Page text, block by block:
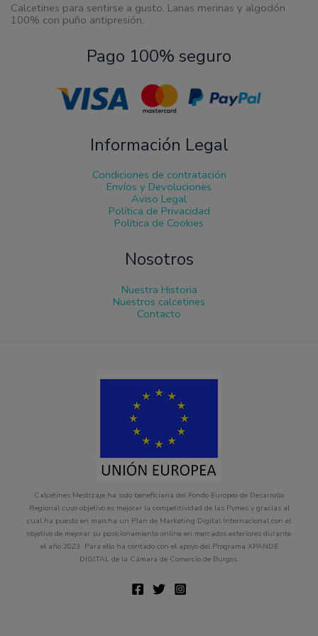
Calcetines para sentirse a gusto. Lanas merinas y algodón
100% con puño antipresión.
Pago 100% seguro
Información Legal
Condiciones de contratación
Envíos y Devoluciones
Aviso Legal
Política de Privacidad
Política de Cookies
Nosotros
Nuestra Historia
Nuestros calcetines
Contacto
Calcetines Mestizaje ha sido beneficiaria del Fondo Europeo de Desarrollo
Regional cuyo objetivo es mejorar la competitividad de las Pymes y gracias al
cual ha puesto en marcha un Plan de Marketing Digital Internacional con el
objetivo de mejorar su posicionamiento online en mercados exteriores durante
el año 2023. Para ello ha contado con el apoyo del Programa XPANDE
DIGITAL de la Cámara de Comercio de Burgos.